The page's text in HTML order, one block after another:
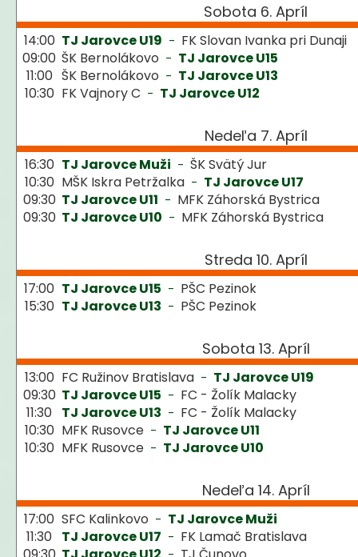
Sobota 6. Apríl
14:00 TJ Jarovce U19 - FK Slovan Ivanka pri Dunaji
09:00 ŠK Bernolákovo - TJ Jarovce U15
11:00 ŠK Bernolákovo - TJ Jarovce U13
10:30 FK Vajnory C - TJ Jarovce U12
Nedeľa 7. Apríl
16:30 TJ Jarovce Muži - ŠK Svätý Jur
10:30 MŠK Iskra Petržalka - TJ Jarovce U17
09:30 TJ Jarovce U11 - MFK Záhorská Bystrica
09:30 TJ Jarovce U10 - MFK Záhorská Bystrica
Streda 10. Apríl
17:00 TJ Jarovce U15 - PŠC Pezinok
15:30 TJ Jarovce U13 - PŠC Pezinok
Sobota 13. Apríl
13:00 FC Ružinov Bratislava - TJ Jarovce U19
09:30 TJ Jarovce U15 - FC - Žolík Malacky
11:30 TJ Jarovce U13 - FC - Žolík Malacky
10:30 MFK Rusovce - TJ Jarovce U11
10:30 MFK Rusovce - TJ Jarovce U10
Nedeľa 14. Apríl
17:00 SFC Kalinkovo - TJ Jarovce Muži
11:30 TJ Jarovce U17 - FK Lamač Bratislava